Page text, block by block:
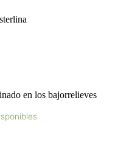
en los bajorrelieves